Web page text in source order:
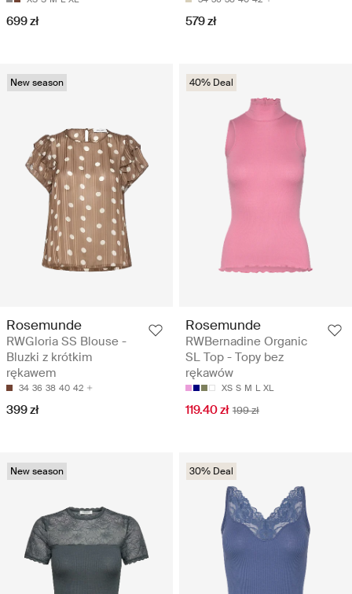
699 zł 579 zł
New season
Rosemunde
RWGloria SS Blouse -
Bluzki z krótkim
rękawem
34 36 38 40 42
399 zł
40% Deal
Rosemunde
RWBernadine Organic
SL Top - Topy bez
rękawów
XS S M L XL
119.40 zł 199 zł
New season 30% Deal